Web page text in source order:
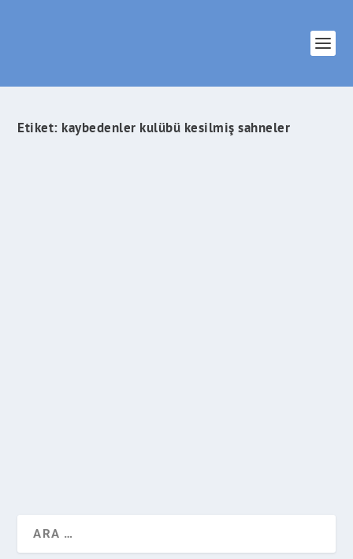
Etiket: kaybedenler kulübü kesilmiş sahneler